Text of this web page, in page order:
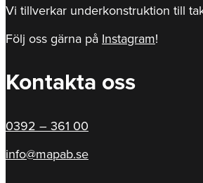
Vi tillverkar underkonstruktion till
Följ oss gärna på Instagram!
Kontakta oss
0392 – 361 00
info@mapab.se